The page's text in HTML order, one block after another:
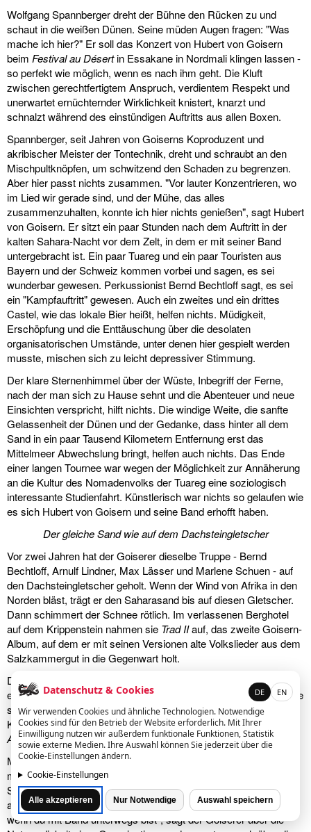
Wolfgang Spannberger dreht der Bühne den Rücken zu und
schaut in die weißen Dünen. Seine müden Augen fragen: "Was
mache ich hier?" Er soll das Konzert von Hubert von Goisern
beim Festival au Désertin Essakane in Nordmali klingen lassen -
so perfekt wie möglich, wenn es nach ihm geht. Die Kluft
zwischen gerechtfertigtem Anspruch, verdientem Respekt und
unerwartet ernüchternder Wirklichkeit knistert, knarzt und
schnalzt während des einstündigen Auftritts aus allen Boxen.
Spannberger, seit Jahren von Goiserns Koproduzent und
akribischer Meister der Tontechnik, dreht und schraubt an den
Mischpultknöpfen, um schwitzend den Schaden zu begrenzen.
Aber hier passt nichts zusammen. "Vor lauter Konzentrieren, wo
im Lied wir gerade sind, und der Mühe, das alles
zusammenzuhalten, konnte ich hier nichts genießen", sagt Hubert
von Goisern. Er sitzt ein paar Stunden nach dem Auftritt in der
kalten Sahara-Nacht vor dem Zelt, in dem er mit seiner Band
untergebracht ist. Ein paar Tuareg und ein paar Touristen aus
Bayern und der Schweiz kommen vorbei und sagen, es sei
wunderbar gewesen. Perkussionist Bernd Bechtloff sagt, es sei
ein "Kampfauftritt" gewesen. Auch ein zweites und ein drittes
Castel, wie das lokale Bier heißt, helfen nichts. Müdigkeit,
Erschöpfung und die Enttäuschung über die desolaten
organisatorischen Umstände, unter denen hier gespielt werden
musste, mischen sich zu leicht depressiver Stimmung.
Der klare Sternenhimmel über der Wüste, Inbegriff der Ferne,
nach der man sich zu Hause sehnt und die Abenteuer und neue
Einsichten verspricht, hilft nichts. Die windige Weite, die sanfte
Gelassenheit der Dünen und der Gedanke, dass hinter all dem
Sand in ein paar Tausend Kilometern Entfernung erst das
Mittelmeer Abwechslung bringt, helfen auch nichts. Das Ende
einer langen Tournee war wegen der Möglichkeit zur Annäherung
an die Kultur des Nomadenvolks der Tuareg eine soziologisch
interessante Studienfahrt. Künstlerisch war nichts so gelaufen wie
es sich Hubert von Goisern und seine Band erhofft haben.
Der gleiche Sand wie auf dem Dachsteingletscher
Vor zwei Jahren hat der Goiserer dieselbe Truppe - Bernd
Bechtloff, Arnulf Lindner, Max Lässer und Marlene Schuen - auf
den Dachsteingletscher geholt. Wenn der Wind von Afrika in den
Norden bläst, trägt er den Saharasand bis auf diesen Gletscher.
Dann schimmert der Schnee rötlich. Im verlassenen Berghotel
auf dem Krippenstein nahmen sie Trad IIauf, das zweite Goisern-
Album, auf dem er mit seinen Versionen alte Volkslieder aus dem
Salzkammergut in die Gegenwart holt.
Das Gastspiel beim
wurde der Abschluss
einer auf dem Gletscher begonnenen Reise. Auf der
Trad-Tournee
spielten von Goisern und Band im vergangenen Jahr rund 100
Konzerte. Es war die erfolgreichste Tournee nach der
Alpinkatzen-Zeit in den frühen 90er Jahren.
Mit einer Band, die seine Ideen traumwandlerisch verstand und
mit der er musikalisch die Quintessenz seines bisherigen
Schaffens erschuf, wollte er in der Wüste zeigen, was unter
alpiner Weltmusik zu verstehen ist. "Du brauchst ein Gerüst,
wenn du mit Band unterwegs bist", sagt der Goiserer über die
Datenschutz & Cookies DE EN
Wir verwenden Cookies und ähnliche Technologien. Notwendige
Cookies sind für den Betrieb der Website erforderlich. Mit Ihrer
Einwilligung nutzen wir außerdem funktionale Funktionen, Statistik
sowie externe Medien. Ihre Auswahl können Sie jederzeit über die
Cookie-Einstellungen ändern.
Cookie-Einstellungen
Alle akzeptieren Nur Notwendige Auswahl speichern